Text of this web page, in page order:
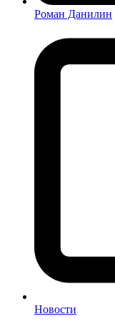
Роман Данилин
Новости